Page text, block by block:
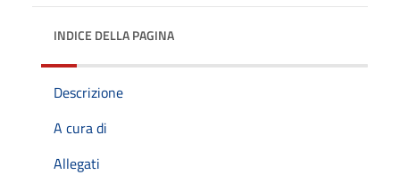
INDICE DELLA PAGINA
Descrizione
A cura di
Allegati